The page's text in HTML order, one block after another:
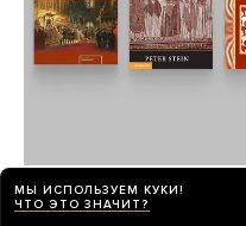
Как дом может
одной семьи 500
МЫ ИСПОЛЬЗУЕМ КУКИ!
ЧТО ЭТО ЗНАЧИТ?